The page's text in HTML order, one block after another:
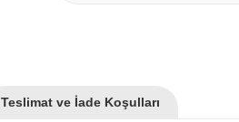
Teslimat ve İade Koşulları